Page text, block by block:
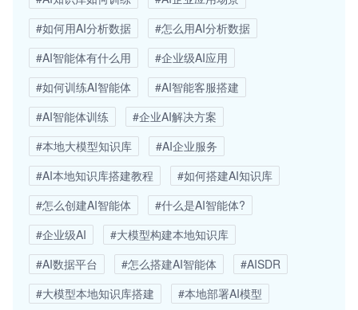
#如何用AI分析数据
#怎么用AI分析数据
#AI智能体有什么用
#企业级AI应用
#如何训练AI智能体
#AI智能客服搭建
#AI智能体训练
#企业AI解决方案
#本地大模型知识库
#AI企业服务
#AI本地知识库搭建教程
#如何搭建AI知识库
#怎么创建AI智能体
#什么是AI智能体?
#企业级AI
#大模型构建本地知识库
#AI数据平台
#怎么搭建AI智能体
#AISDR
#大模型本地知识库搭建
#本地部署AI模型